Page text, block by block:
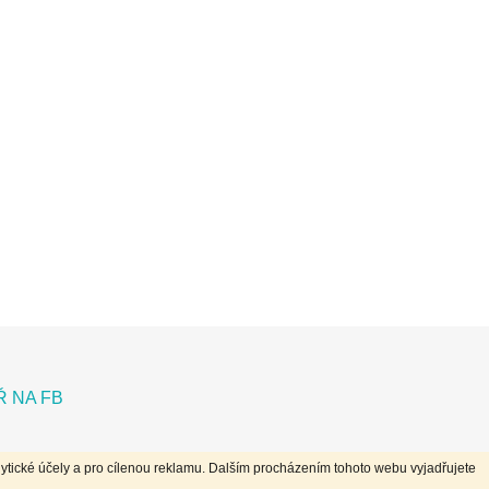
účely a pro cílenou reklamu. Dalším procházením tohoto webu vyjadřujete
NA FB